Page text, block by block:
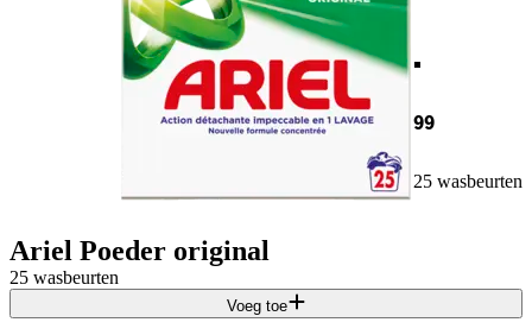
.
99
25 wasbeurten
Ariel Poeder original
25 wasbeurten
Voeg toe